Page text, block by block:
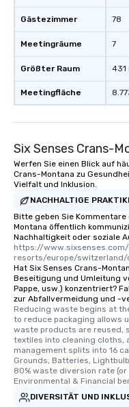
Gästezimmer
Meetingräume
Größter Raum
Meetingfläche
78
7
431
Six Senses Crans-
Werfen Sie einen Blick auf
Crans-Montana zu
Vielfalt und Inklusion.
NACHHALTIGE
Bitte geben Sie Kommentare
Montana öffentlich
Nachhaltigkeit oder soziale
https://
resorts/europe/
Hat Six Senses Crans-
Beseitigung und Umleitung
Pappe, usw.) konzentriert?
zur Abfallvermeidung und -
Reducing waste begins at
to reduce packaging allows
waste products are reused,
textiles into cleaning cloths,
management splits into 16
Grounds, Batteries,
80% waste diversion rate
Environmental & Financial
DIVERSITÄT UND